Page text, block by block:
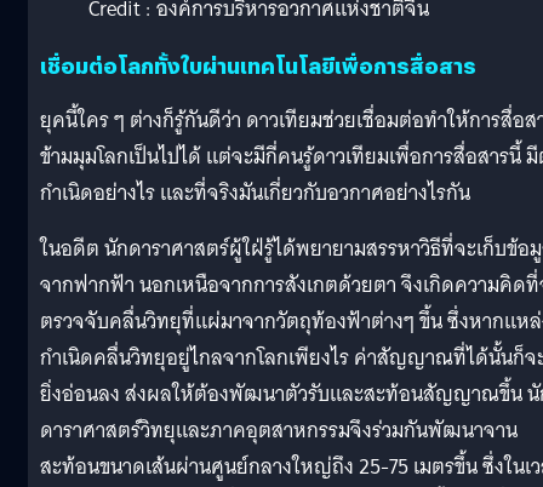
Credit : องค์การบริหารอวกาศแห่งชาติจีน
เชื่อมต่อโลกทั้งใบผ่านเทคโนโลยีเพื่อการสื่อสาร
ยุคนี้ใคร ๆ ต่างก็รู้กันดีว่า ดาวเทียมช่วยเชื่อมต่อทำให้การสื่อส
ข้ามมุมโลกเป็นไปได้ แต่จะมีกี่คนรู้ดาวเทียมเพื่อการสื่อสารนี้
กำเนิดอย่างไร และที่จริงมันเกี่ยวกับอวกาศอย่างไรกัน
ในอดีต นักดาราศาสตร์ผู้ใฝ่รู้ได้พยายามสรรหาวิธีที่จะเก็บข้อ
จากฟากฟ้า นอกเหนือจากการสังเกตด้วยตา จึงเกิดความคิด
ตรวจจับคลื่นวิทยุที่แผ่มาจากวัตถุท้องฟ้าต่างๆ ขึ้น ซึ่งหากแห
กำเนิดคลื่นวิทยุอยู่ไกลจากโลกเพียงไร ค่าสัญญาณที่ได้นั้นก็จ
ยิ่งอ่อนลง ส่งผลให้ต้องพัฒนาตัวรับและสะท้อนสัญญาณขึ้น
ดาราศาสตร์วิทยุและภาคอุตสาหกรรมจึงร่วมกันพัฒนาจาน
สะท้อนขนาดเส้นผ่านศูนย์กลางใหญ่ถึง 25-75 เมตรขึ้น ซึ่งในเ